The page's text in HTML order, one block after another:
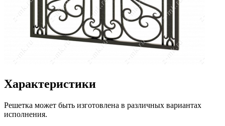
Характеристики
Решетка может быть изготовлена в различных вариантах
исполнения.